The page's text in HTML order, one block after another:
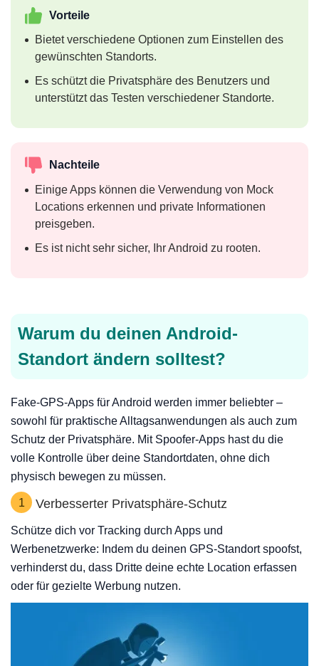
Vorteile
Bietet verschiedene Optionen zum Einstellen des
gewünschten Standorts.
Es schützt die Privatsphäre des Benutzers und
unterstützt das Testen verschiedener Standorte.
Nachteile
Einige Apps können die Verwendung von Mock
Locations erkennen und private Informationen
preisgeben.
Es ist nicht sehr sicher, Ihr Android zu rooten.
Warum du deinen Android-
Standort ändern solltest?
Fake-GPS-Apps für Android werden immer beliebter –
sowohl für praktische Alltagsanwendungen als auch zum
Schutz der Privatsphäre. Mit Spoofer-Apps hast du die
volle Kontrolle über deine Standortdaten, ohne dich
physisch bewegen zu müssen.
1 Verbesserter Privatsphäre-Schutz
Schütze dich vor Tracking durch Apps und
Werbenetzwerke: Indem du deinen GPS-Standort spoofst,
verhinderst du, dass Dritte deine echte Location erfassen
oder für gezielte Werbung nutzen.